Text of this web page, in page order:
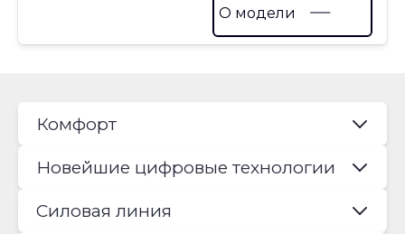
О модели
Комфорт
Новейшие цифровые технологии
Силовая линия